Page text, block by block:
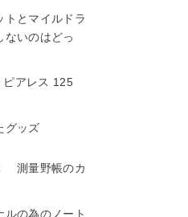
トとマイルドラ
いのはどっ
アレス 125
グッズ
測量野帳のカ
ルの為のノート